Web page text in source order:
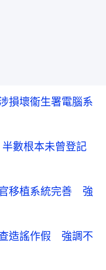
損壞衞生署電腦系
數根本未曾登記
移植系統完善 強
造謠作假 強調不